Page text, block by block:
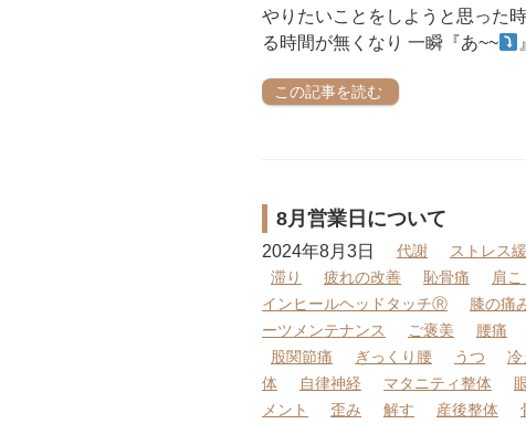
やりたいことをしようと思った
る時間が無くなり 一瞬『あ~~
この記事を読む
8月営業日について
2024年8月3日 代謝 ストレス
滞り
疲れの改善 恥骨痛 肩こ
インヒールヘッドタッチⓇ
膝の痛
ーツメンテナンス
ご褒美 腰痛
股関節痛
ぎっくり腰 うつ 冷
体
自律神経 マタニティ整体
メント
歪み 解す 産後整体